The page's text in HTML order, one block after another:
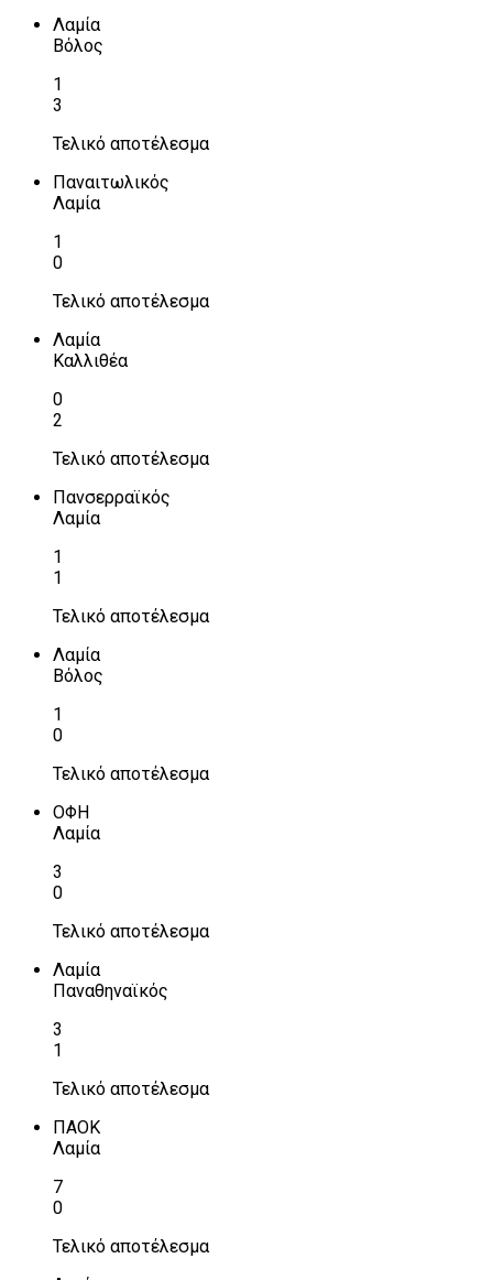
Λαμία
Βόλος
1
3
Τελικό αποτέλεσμα
Παναιτωλικός
Λαμία
1
0
Τελικό αποτέλεσμα
Λαμία
Καλλιθέα
0
2
Τελικό αποτέλεσμα
Πανσερραϊκός
Λαμία
1
1
Τελικό αποτέλεσμα
Λαμία
Βόλος
1
0
Τελικό αποτέλεσμα
ΟΦΗ
Λαμία
3
0
Τελικό αποτέλεσμα
Λαμία
Παναθηναϊκός
3
1
Τελικό αποτέλεσμα
ΠΑΟΚ
Λαμία
7
0
Τελικό αποτέλεσμα